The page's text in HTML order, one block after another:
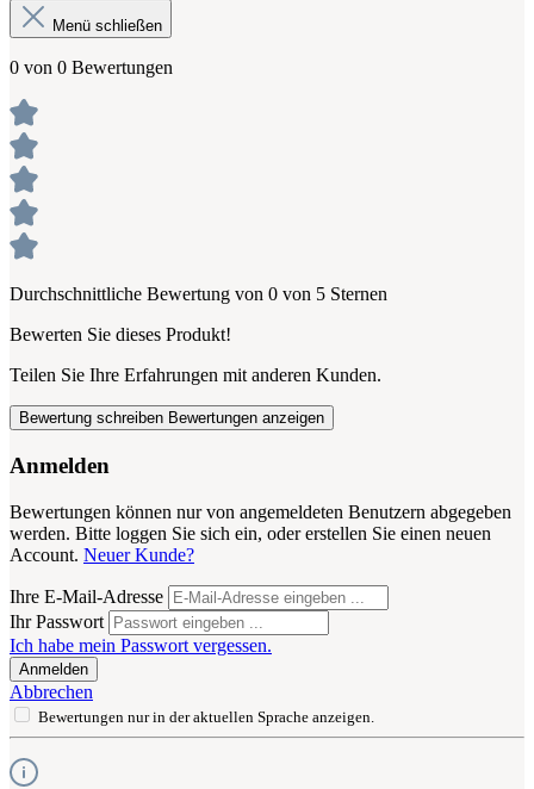
Menü schließen
0 von 0 Bewertungen
Durchschnittliche Bewertung von 0 von 5 Sternen
Bewerten Sie dieses Produkt!
Teilen Sie Ihre Erfahrungen mit anderen Kunden.
Bewertung schreiben Bewertungen anzeigen
Anmelden
Bewertungen können nur von angemeldeten Benutzern abgegeben
werden. Bitte loggen Sie sich ein, oder erstellen Sie einen neuen
Account. Neuer Kunde?
Ihre E-Mail-Adresse
Ihr Passwort
Ich habe mein Passwort vergessen.
Anmelden
Abbrechen
Bewertungen nur in der aktuellen Sprache anzeigen.